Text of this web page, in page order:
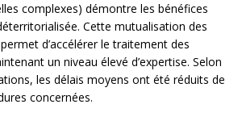
complexes) démontre les bénéfices
Cette mutualisation des
d’accélérer le traitement des
un niveau élevé d’expertise. Selon
les délais moyens ont été réduits de
concernées.